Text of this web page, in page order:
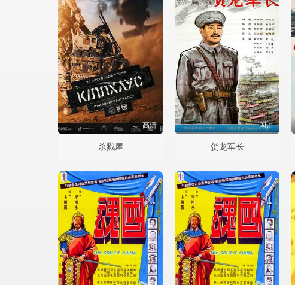
高清
杀戮屋
国语
贺龙军长